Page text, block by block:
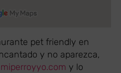
pet friendly en
y no aparezca,
y lo